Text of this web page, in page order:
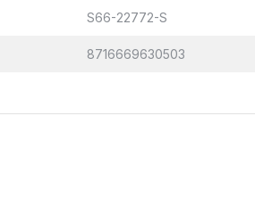
S66-22772-S
8716669630503